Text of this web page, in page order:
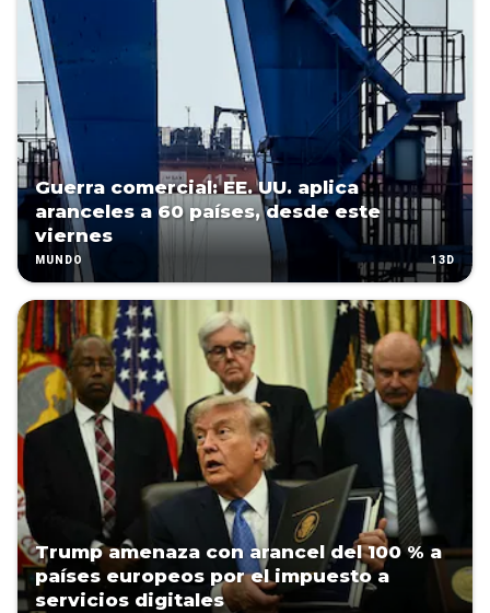
Guerra comercial: EE. UU. aplica
aranceles a 60 países, desde este
viernes
MUNDO 13D
Trump amenaza con arancel del 100 % a
países europeos por el impuesto a
servicios digitales